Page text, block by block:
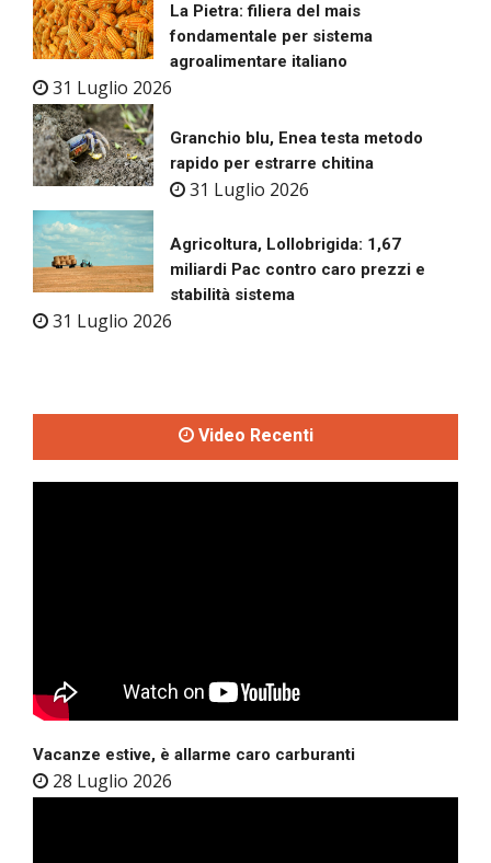
La Pietra: filiera del mais
fondamentale per sistema
agroalimentare italiano
31 Luglio 2026
Granchio blu, Enea testa metodo
rapido per estrarre chitina
31 Luglio 2026
Agricoltura, Lollobrigida: 1,67
miliardi Pac contro caro prezzi e
stabilità sistema
31 Luglio 2026
Video Recenti
Vacanze estive, è allarme caro carburanti
28 Luglio 2026